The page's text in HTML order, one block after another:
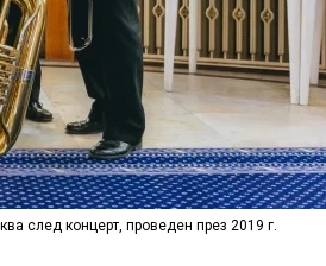
след концерт, проведен през 2019 г.